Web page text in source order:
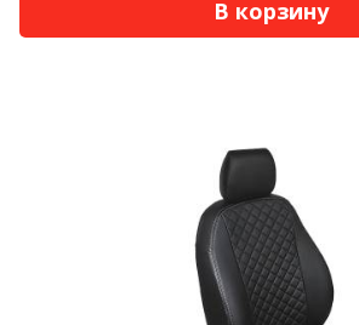
В корзину